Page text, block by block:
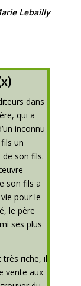
Lebailly
dans
qui a
inconnu
un
son fils.
son fils a
pour le
le père
ses plus
riche, il
vente aux